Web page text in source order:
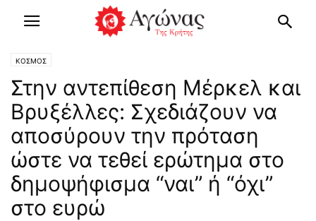
ΚΟΣΜΟΣ
Στην αντεπίθεση Μέρκελ και
Βρυξέλλες: Σχεδιάζουν να
αποσύρουν την πρόταση
ώστε να τεθεί ερώτημα στο
δημοψήφισμα “ναι” ή “όχι”
στο ευρώ